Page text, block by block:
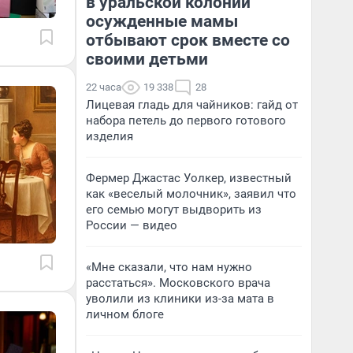
осужденные мамы
отбывают срок вместе со
своими детьми
22 часа 19 338 28
Лицевая гладь для чайников: гайд от
набора петель до первого готового
изделия
Фермер Джастас Уолкер, известный
как «веселый молочник», заявил что
его семью могут выдворить из
России — видео
«Мне сказали, что нам нужно
расстаться». Московского врача
уволили из клиники из-за мата в
личном блоге